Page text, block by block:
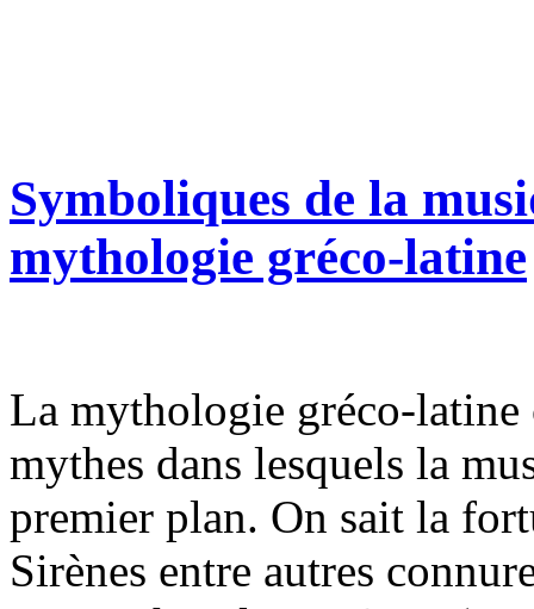
Symboliques de la
mythologie gréco-latine
La mythologie gréco-latine
mythes dans lesquels la
premier plan. On sait la
Sirènes entre autres